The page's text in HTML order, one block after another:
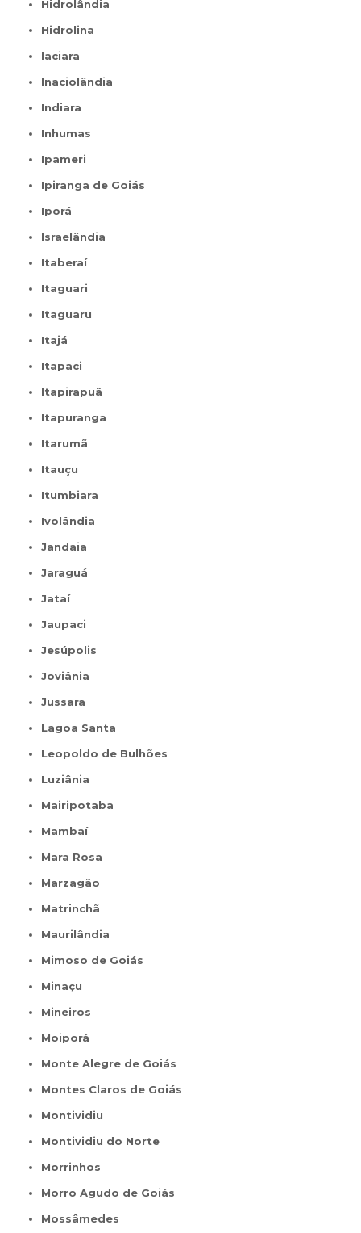
Hidrolândia
Hidrolina
Iaciara
Inaciolândia
Indiara
Inhumas
Ipameri
Ipiranga de Goiás
Iporá
Israelândia
Itaberaí
Itaguari
Itaguaru
Itajá
Itapaci
Itapirapuã
Itapuranga
Itarumã
Itauçu
Itumbiara
Ivolândia
Jandaia
Jaraguá
Jataí
Jaupaci
Jesúpolis
Joviânia
Jussara
Lagoa Santa
Leopoldo de Bulhões
Luziânia
Mairipotaba
Mambaí
Mara Rosa
Marzagão
Matrinchã
Maurilândia
Mimoso de Goiás
Minaçu
Mineiros
Moiporá
Monte Alegre de Goiás
Montes Claros de Goiás
Montividiu
Montividiu do Norte
Morrinhos
Morro Agudo de Goiás
Mossâmedes